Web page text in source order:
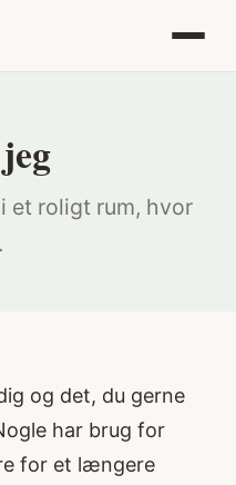
et roligt rum, hvor
og det, du gerne
har brug for
for et længere